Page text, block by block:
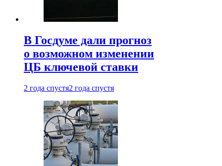
В Госдуме дали прогноз
о возможном изменении
ЦБ ключевой ставки
2 года спустя2 года спустя